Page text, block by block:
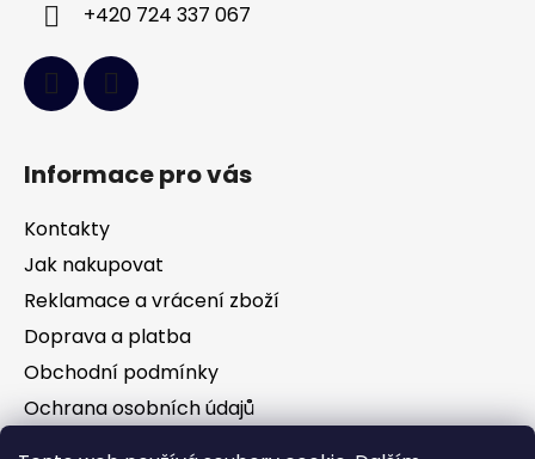
+420 724 337 067
Informace pro vás
Kontakty
Jak nakupovat
Reklamace a vrácení zboží
Doprava a platba
Obchodní podmínky
Ochrana osobních údajů